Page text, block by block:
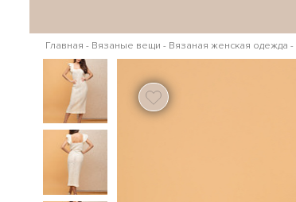
Главная - Вязаные вещи - Вязаная женская одежда -
115